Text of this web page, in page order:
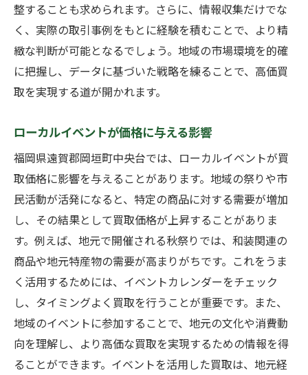
整することも求められます。さらに、情報収集だけでな
く、実際の取引事例をもとに経験を積むことで、より精
緻な判断が可能となるでしょう。地域の市場環境を的確
に把握し、データに基づいた戦略を練ることで、高価買
取を実現する道が開かれます。
ローカルイベントが価格に与える影響
福岡県遠賀郡岡垣町中央台では、ローカルイベントが買
取価格に影響を与えることがあります。地域の祭りや市
民活動が活発になると、特定の商品に対する需要が増加
し、その結果として買取価格が上昇することがありま
す。例えば、地元で開催される秋祭りでは、和装関連の
商品や地元特産物の需要が高まりがちです。これをうま
く活用するためには、イベントカレンダーをチェック
し、タイミングよく買取を行うことが重要です。また、
地域のイベントに参加することで、地元の文化や消費動
向を理解し、より高価な買取を実現するための情報を得
ることができます。イベントを活用した買取は、地元経